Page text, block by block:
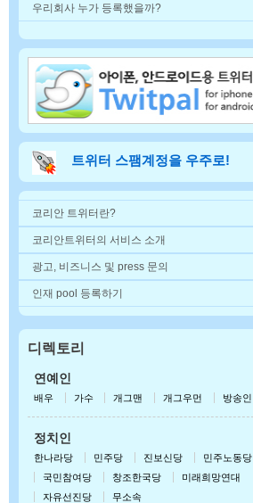
우리회사 누가 등록했을까?
아이폰/패드용 받기
트위터 스팸계정을 우주로!
코리안 트위터란?
코리안트위터의 서비스 소개
광고, 비즈니스 및 press 문의
인재 pool 등록하기
디렉토리
연예인
배우 가수 개그맨 개그우먼 방송인
정치인
한나라당 민주당 진보신당
민주노동당
국민참여당
창조한국당
미래희망연대
자유선진당
무소속